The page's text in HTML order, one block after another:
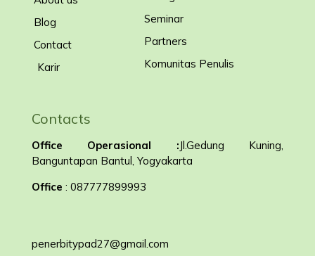
Blog
Contact
Karir
Seminar
Partners
Komunitas Penulis
Contacts
Office Operasional :Jl.Gedung Kuning,
Banguntapan Bantul, Yogyakarta
Office : 087777899993
penerbitypad27@gmail.com